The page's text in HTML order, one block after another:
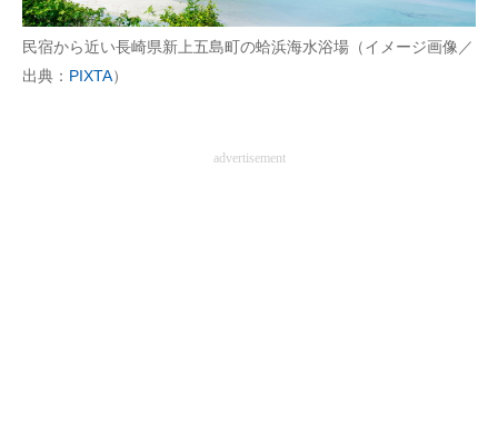
ITエンジニア向け専門サイト
企業向けIT製品の総合サイト
民宿から近い長崎県新上五島町の蛤浜海水浴場（イメージ画像／
出典： PIXTA）
advertisement